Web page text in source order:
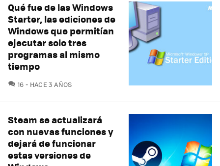
Qué fue de las Windows
Starter, las ediciones de
Windows que permitían
ejecutar solo tres
programas al mismo
tiempo
16 COMENTARIOS
HACE 3 AÑOS
Steam se actualizará
con nuevas funciones y
dejará de funcionar
estas versiones de